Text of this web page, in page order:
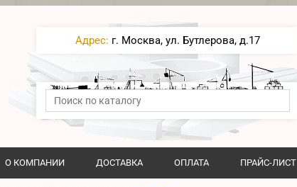
Адрес: г. Москва, ул. Бутлерова, д.17
О КОМПАНИИ ДОСТАВКА ОПЛАТА ПРАЙС-ЛИСТ